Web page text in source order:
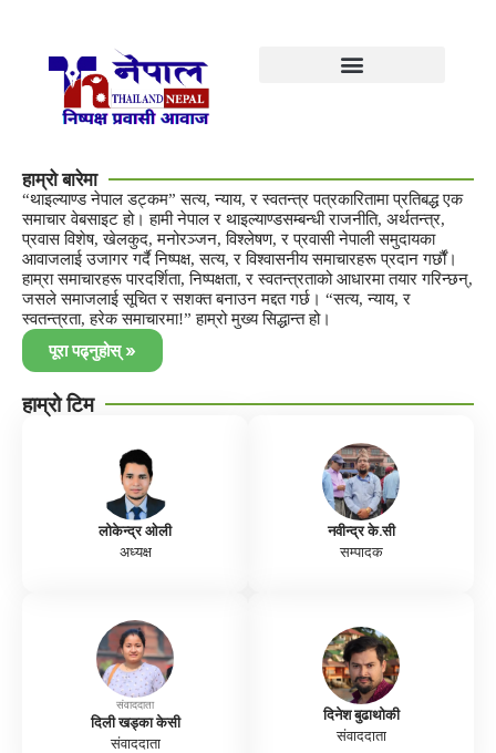
हाम्रो बारेमा
“थाइल्याण्ड नेपाल डट्कम” सत्य, न्याय, र स्वतन्त्र पत्रकारितामा प्रतिबद्ध एक
समाचार वेबसाइट हो। हामी नेपाल र थाइल्याण्डसम्बन्धी राजनीति, अर्थतन्त्र,
प्रवास विशेष, खेलकुद, मनोरञ्जन, विश्लेषण, र प्रवासी नेपाली समुदायका
आवाजलाई उजागर गर्दै निष्पक्ष, सत्य, र विश्वासनीय समाचारहरू प्रदान गर्छौं।
हाम्रा समाचारहरू पारदर्शिता, निष्पक्षता, र स्वतन्त्रताको आधारमा तयार गरिन्छन्,
जसले समाजलाई सूचित र सशक्त बनाउन मद्दत गर्छ। “सत्य, न्याय, र
स्वतन्त्रता, हरेक समाचारमा!” हाम्रो मुख्य सिद्धान्त हो।
पूरा पढ्नुहोस् »
हाम्रो टिम
लोकेन्द्र ओली
अध्यक्ष
नवीन्द्र के.सी
सम्पादक
संवाददाता
दिली खड्का केसी
संवाददाता
दिनेश बुढाथोकी
संवाददाता